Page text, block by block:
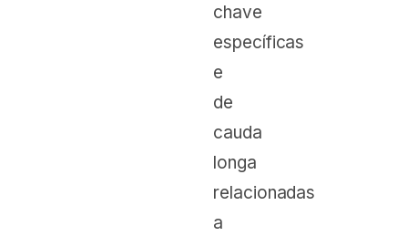
chave
específicas
e
de
cauda
longa
relacionadas
a